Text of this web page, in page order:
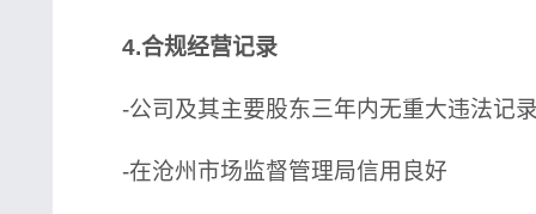
4.合规经营记录
-公司及其主要股东三年内无重大违法记
-在沧州市场监督管理局信用良好